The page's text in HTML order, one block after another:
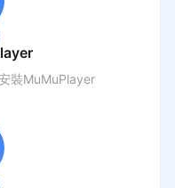
裝MuMuPlayer